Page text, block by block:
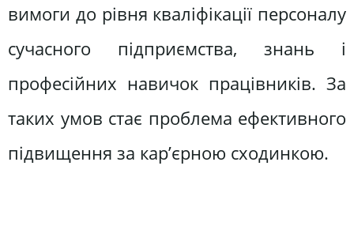
вимоги до рівня кваліфікації персоналу
сучасного підприємства, знань і
професійних навичок працівників. За
таких умов стає проблема ефективного
підвищення за кар’єрною сходинкою.